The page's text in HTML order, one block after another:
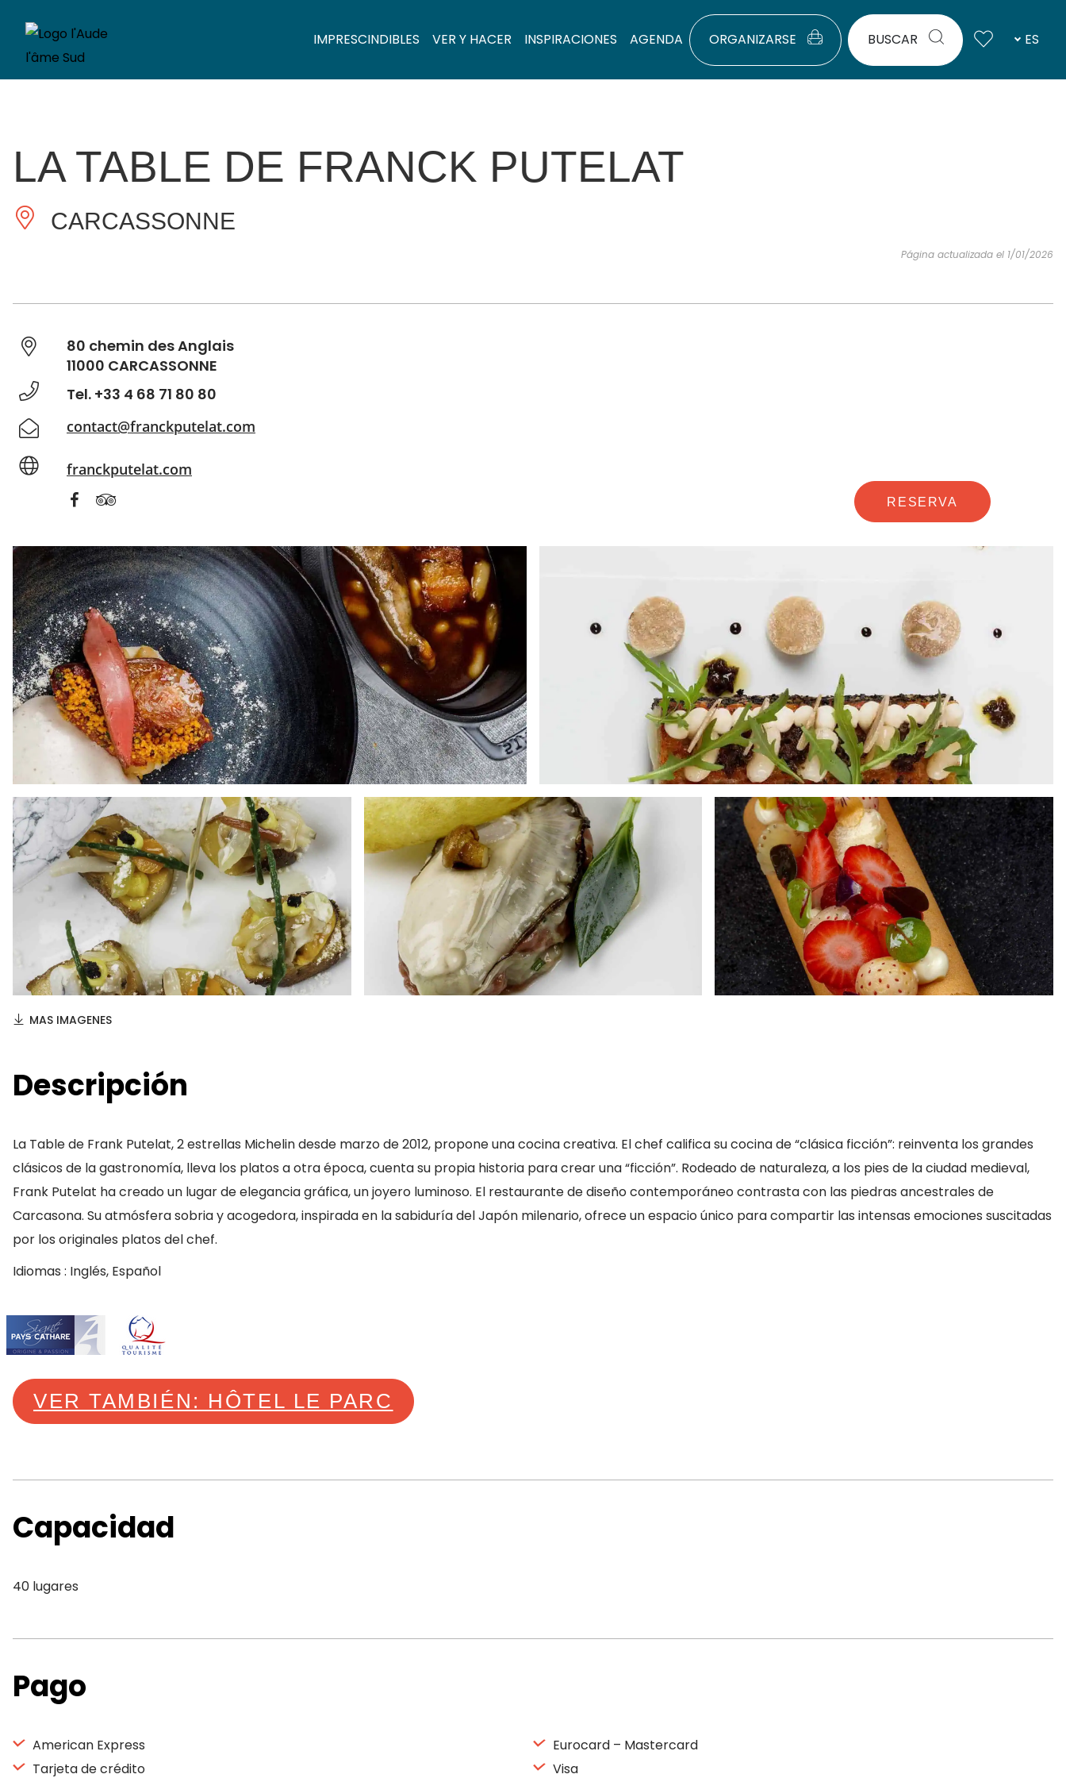
IMPRESCINDIBLES VER Y HACER INSPIRACIONES AGENDA ORGANIZARSE BUSCAR ES
LA TABLE DE FRANCK PUTELAT
CARCASSONNE
Página actualizada el 1/01/2026
80 chemin des Anglais
11000 CARCASSONNE
Tel. +33 4 68 71 80 80
contact@franckputelat.com
franckputelat.com
RESERVA
MAS IMAGENES
Descripción
La Table de Frank Putelat, 2 estrellas Michelin desde marzo de 2012, propone una cocina creativa. El chef califica su cocina de “clásica ficción”: reinventa los grandes
clásicos de la gastronomía, lleva los platos a otra época, cuenta su propia historia para crear una “ficción”. Rodeado de naturaleza, a los pies de la ciudad medieval,
Frank Putelat ha creado un lugar de elegancia gráfica, un joyero luminoso. El restaurante de diseño contemporáneo contrasta con las piedras ancestrales de
Carcasona. Su atmósfera sobria y acogedora, inspirada en la sabiduría del Japón milenario, ofrece un espacio único para compartir las intensas emociones suscitadas
por los originales platos del chef.
Idiomas : Inglés, Español
VER TAMBIÉN: HÔTEL LE PARC
Capacidad
40 lugares
Pago
American Express
Tarjeta de crédito
Eurocard – Mastercard
Visa